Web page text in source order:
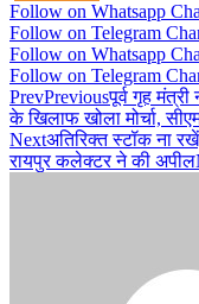
Follow on Whatsapp
Follow on Telegram
Follow on Whatsapp
Follow on Telegram
PrevPreviousपूर्व गृह
के खिलाफ खोला मोर्चा,
Nextअतिरिक्त स्टॉक ना
रायपुर कलेक्टर ने की अपील